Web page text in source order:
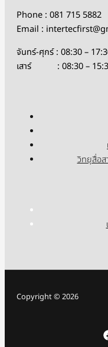
Phone : 081 715 5882
Email :
จันทร์-ศุกร์ : 08:30 –
เสาร์ : 08:30 –
วิทยุสื่อส
Copyright © 2026